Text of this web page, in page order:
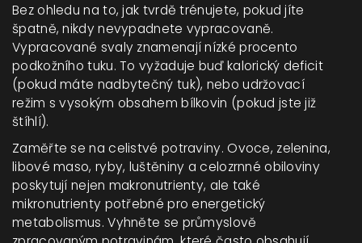
Bez ohledu na to, jak tvrdě trénujete, pokud jíte
špatně, nikdy nevypadnete vypracovaně.
Vypracované svaly znamenají nízké procento
podkožního tuku. To vyžaduje buď kalorický deficit
(pokud máte nadbytečný tuk), nebo udržovací
režim s vysokým obsahem bílkovin (pokud jste již
štíhlí).
Zaměřte se na celistvé potraviny. Ovoce, zelenina,
libové maso, ryby, luštěniny a celozrnné obiloviny
poskytují nejen makronutrienty, ale také
mikronutrienty potřebné pro energetický
metabolismus. Vyhněte se průmyslově